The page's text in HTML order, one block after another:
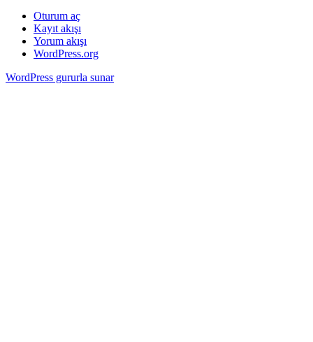
Oturum aç
Kayıt akışı
Yorum akışı
WordPress.org
WordPress gururla sunar